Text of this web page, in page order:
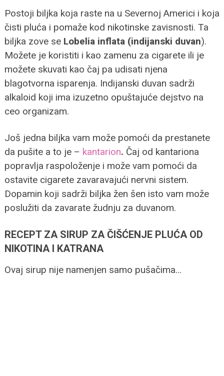
Postoji biljka koja raste na u Severnoj Americi i koja
čisti pluća i pomaže kod nikotinske zavisnosti. Ta
biljka zove se Lobelia inflata (indijanski duvan).
Možete je koristiti i kao zamenu za cigarete ili je
možete skuvati kao čaj pa udisati njena
blagotvorna isparenja. Indijanski duvan sadrži
alkaloid koji ima izuzetno opuštajuće dejstvo na
ceo organizam.
Još jedna biljka vam može pomoći da prestanete
da pušite a to je – kantarion. Čaj od kantariona
popravlja raspoloženje i može vam pomoći da
ostavite cigarete zavaravajući nervni sistem.
Dopamin koji sadrži biljka žen šen isto vam može
poslužiti da zavarate žudnju za duvanom.
RECEPT ZA SIRUP ZA ČIŠĆENJE PLUĆA OD
NIKOTINA I KATRANA
Ovaj sirup nije namenjen samo pušačima…